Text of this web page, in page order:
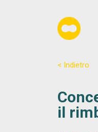
< Indietro
il